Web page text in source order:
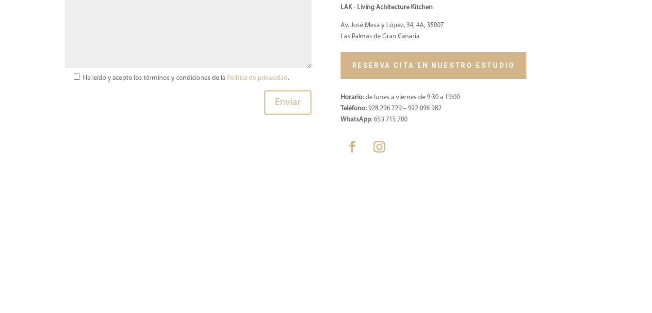
He leído y acepto los términos y condiciones de la Política de privacidad .
LAK • Living Achitecture Kitchen
Av. José Mesa y López, 34, 4A, 35007
Las Palmas de Gran Canaria
RESERVA CITA EN NUESTRO ESTUDIO
Horario:de lunes a viernes de 9:30 a 19:00
Teléfono:928 296 729 – 922 098 982
WhatsApp: 653 715 700